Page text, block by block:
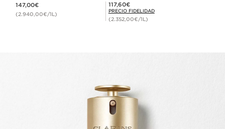
147,00€
(2.940,00€/1L)
Precio Fidelidad 117,60€
117,60€
PRECIO FIDELIDAD
(2.352,00€/1L)